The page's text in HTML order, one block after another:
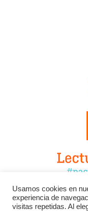
Facebook
Usamos cookies en
experiencia de
visitas repetidas. Al